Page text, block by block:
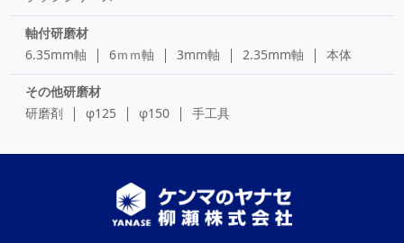
軸付研磨材
6.35mm軸
6ｍｍ軸 3mm軸 2.35mm軸 本体
その他研磨材
研磨剤
φ125 φ150 手工具